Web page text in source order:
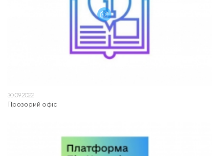
30.09.2022
Прозорий офіс